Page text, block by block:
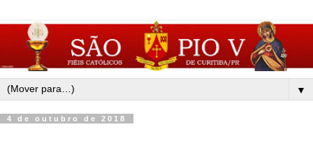
▼
4 de outubro de 2018